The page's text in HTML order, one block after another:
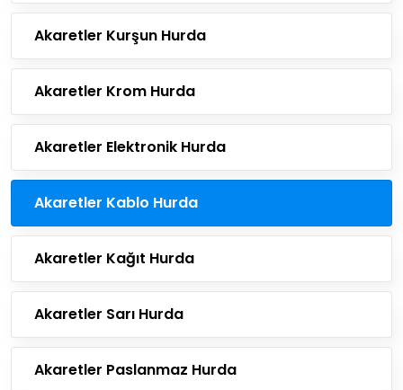
Akaretler Kurşun Hurda
Akaretler Krom Hurda
Akaretler Elektronik Hurda
Akaretler Kablo Hurda
Akaretler Kağıt Hurda
Akaretler Sarı Hurda
Akaretler Paslanmaz Hurda